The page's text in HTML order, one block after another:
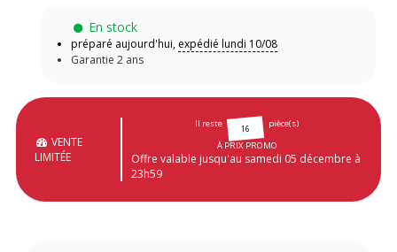
En stock
préparé aujourd'hui, expédié lundi 10/08
Garantie 2 ans
VENTE
LIMITÉE
Il reste 16
pièce(s)
À PRIX PROMO
Offre valable jusqu'au samedi 05 décembre à
23h59